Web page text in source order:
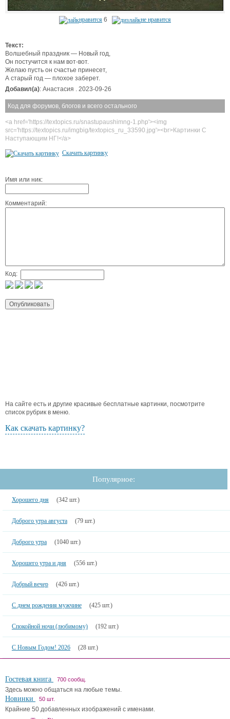
нравится 6 не нравится
Текст:
Волшебный праздник — Новый год,
Он постучится к нам вот-вот.
Желаю пусть он счастье принесет,
А старый год — плохое заберет.
Добавил(а): Анастасия . 2023-09-26
Код для форумов, блогов и всего остального
<a href='https://textopics.ru/snastupaushimng-1.php'><img
src='https://textopics.ru/imgbig/textopics_ru_33590.jpg'><br>Картинки С
Наступающим НГ!</a>
Скачать картинку
Имя или ник:
Комментарий:
Код:
На сайте есть и другие красивые бесплатные картинки, посмотрите
список рубрик в меню.
Как скачать картинку?
Популярное:
Хорошего дня (342 шт.)
Доброго утра августа (79 шт.)
Доброго утра (1040 шт.)
Хорошего утра и дня (556 шт.)
Добрый вечер (426 шт.)
С днем рождения мужчине (425 шт.)
Спокойной ночи (любимому) (192 шт.)
С Новым Годом! 2026 (28 шт.)
Гостевая книга 700 сообщ.
Здесь можно общаться на любые темы.
Новинки 50 шт.
Крайние 50 добавленных изображений с именами.